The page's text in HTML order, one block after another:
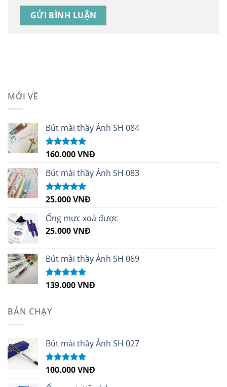
MỚI VỀ
Bút mài thầy Ánh SH 084
Được xếp
sao
160.000VNĐ
Bút mài thầy Ánh SH 083
Được xếp
sao
25.000VNĐ
Ống mực xoá được
25.000VNĐ
Bút mài thầy Ánh SH 069
Được xếp
139.000VNĐ
BÁN CHẠY
Bút mài thầy Ánh SH 027
Được xếp
sao
100.000VNĐ